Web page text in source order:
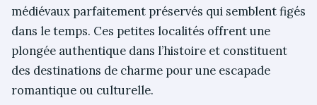
médiévaux parfaitement préservés qui semblent figés
dans le temps. Ces petites localités offrent une
plongée authentique dans l’histoire et constituent
des destinations de charme pour une escapade
romantique ou culturelle.